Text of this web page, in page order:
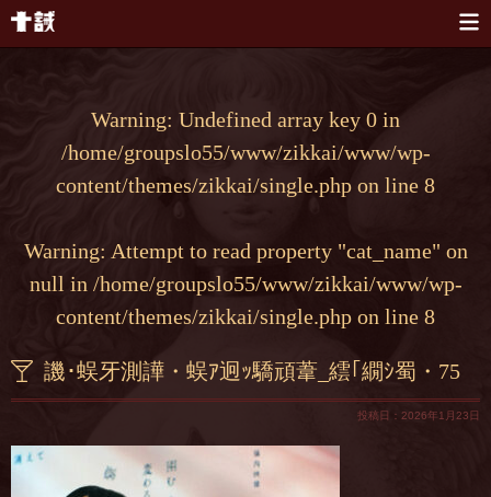
Warning: Undefined array key 0 in
/home/groupslo55/www/zikkai/www/wp-
content/themes/zikkai/single.php on line 8
Warning: Attempt to read property "cat_name" on
null in /home/groupslo55/www/zikkai/www/wp-
content/themes/zikkai/single.php on line 8
譏･蜈牙測譁・蜈ｱ迥ｯ驕頑葦_繧｢繝ｼ蜀・75
投稿日：2026年1月23日